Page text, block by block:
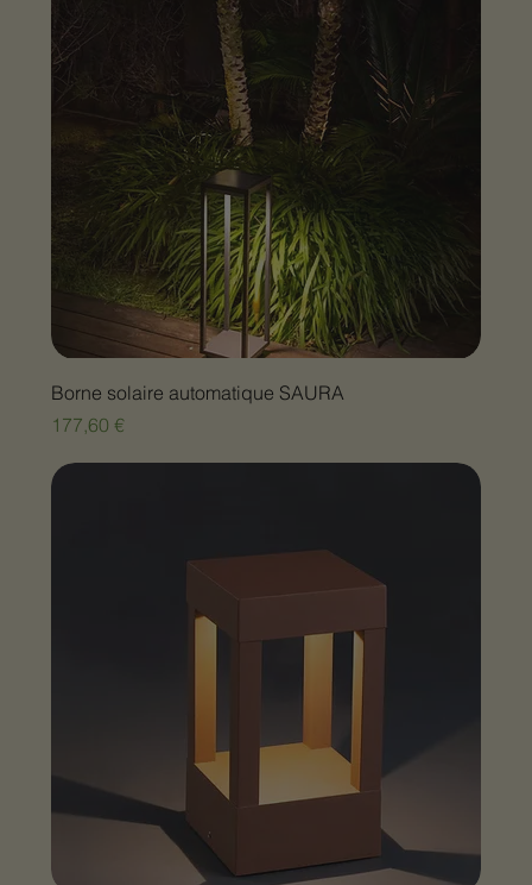
Borne solaire automatique SAURA
Prix
177,60 €